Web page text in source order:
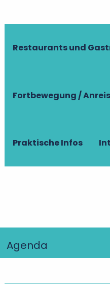
Restaurants und
Fortbewegung /
Praktische Infos
Agenda
virtuellen
zu helfen.
ich an?
Flugzeug